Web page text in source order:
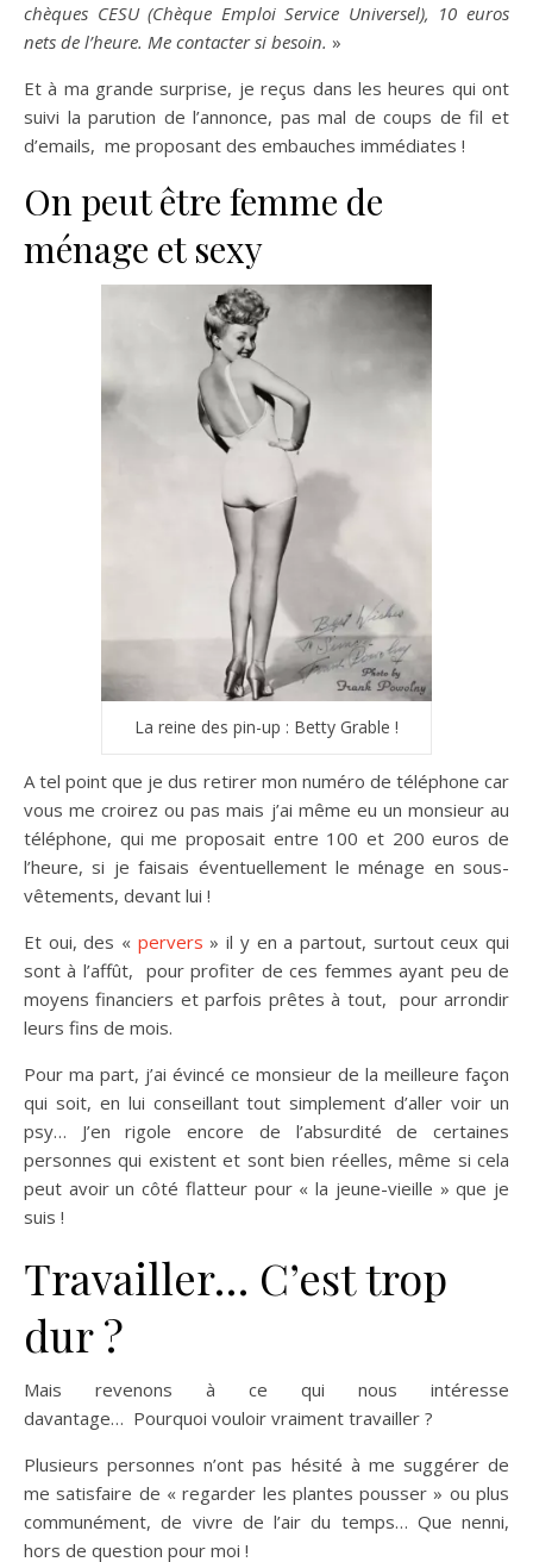
chèques CESU (Chèque Emploi Service Universel), 10 euros
nets de l’heure. Me contacter si besoin. »
Et à ma grande surprise, je reçus dans les heures qui ont
suivi la parution de l’annonce, pas mal de coups de fil et
d’emails, me proposant des embauches immédiates !
On peut être femme de
ménage et sexy
La reine des pin-up : Betty Grable !
A tel point que je dus retirer mon numéro de téléphone car
vous me croirez ou pas mais j’ai même eu un monsieur au
téléphone, qui me proposait entre 100 et 200 euros de
l’heure, si je faisais éventuellement le ménage en sous-
vêtements, devant lui !
Et oui, des « pervers » il y en a partout, surtout ceux qui
sont à l’affût, pour profiter de ces femmes ayant peu de
moyens financiers et parfois prêtes à tout, pour arrondir
leurs fins de mois.
Pour ma part, j’ai évincé ce monsieur de la meilleure façon
qui soit, en lui conseillant tout simplement d’aller voir un
psy… J’en rigole encore de l’absurdité de certaines
personnes qui existent et sont bien réelles, même si cela
peut avoir un côté flatteur pour « la jeune-vieille » que je
suis !
Travailler… C’est trop
dur ?
Mais revenons à ce qui nous intéresse
davantage… Pourquoi vouloir vraiment travailler ?
Plusieurs personnes n’ont pas hésité à me suggérer de
me satisfaire de « regarder les plantes pousser » ou plus
communément, de vivre de l’air du temps… Que nenni,
hors de question pour moi !